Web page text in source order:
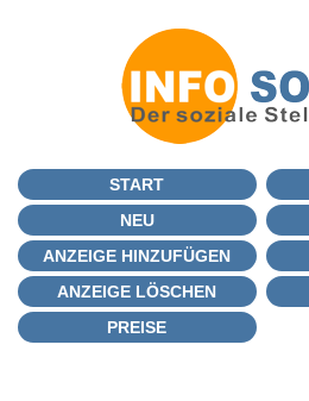
START
NEU
ANZEIGE HINZUFÜGEN
ANZEIGE LÖSCHEN
PREISE